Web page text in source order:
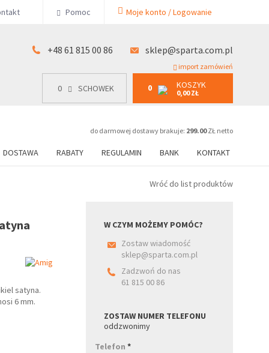
Pomoc Moje konto / Logowanie
+48 61 815 00 86 sklep@sparta.com.pl
import zamówień
0 SCHOWEK 0 KOSZYK
0,00 ZŁ
do darmowej dostawy brakuje: 299.00ZŁ netto
DOSTAWA RABATY REGULAMIN BANK KONTAKT
0 SCHOWEK 0 KOSZYK
0,00 ZŁ
00 86
Wróć do list produktów
satyna.
6 mm.
W CZYM MOŻEMY POMÓC?
Zostaw wiadomość
sklep@sparta.com.pl
Zadzwoń do nas
61 815 00 86
ZOSTAW NUMER TELEFONU
oddzwonimy
Telefon*